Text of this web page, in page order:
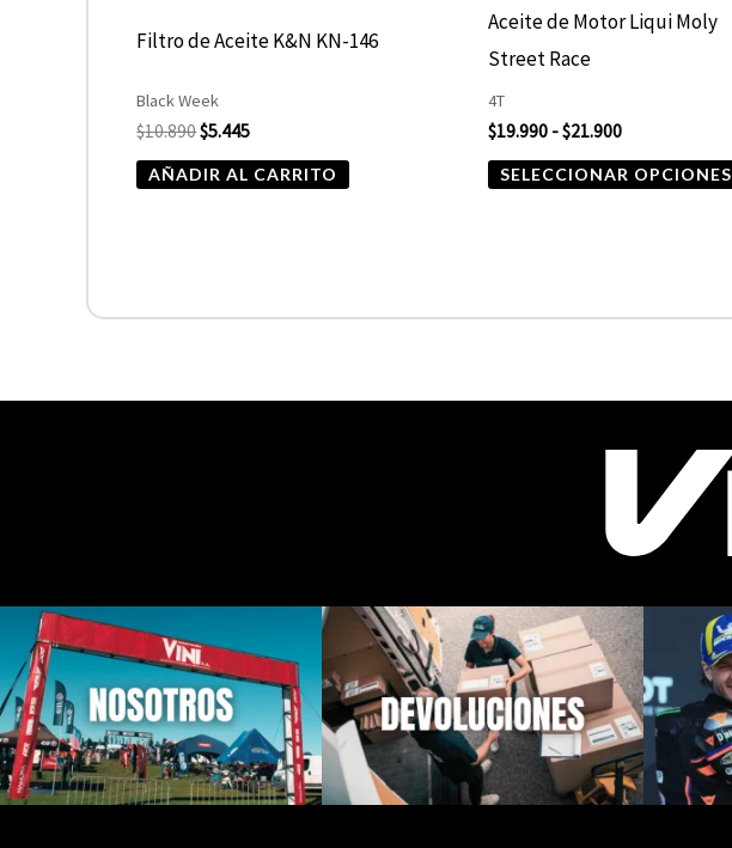
Filtro de Aceite K&N KN-146
Black Week
$10.890$5.445
AÑADIR AL CARRITO
Aceite de Motor Liqui Moly
Street Race
4T
$19.990 -$21.900
SELECCIONAR OPCIONES